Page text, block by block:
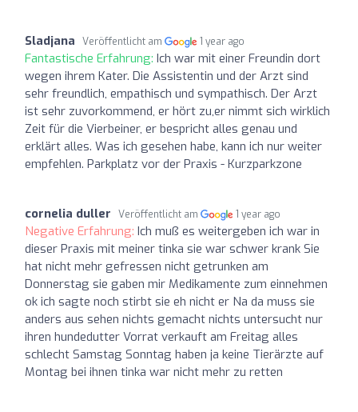
Sladjana Veröffentlicht am 1 year ago
Fantastische Erfahrung: Ich war mit einer Freundin dort
wegen ihrem Kater. Die Assistentin und der Arzt sind
sehr freundlich, empathisch und sympathisch. Der Arzt
ist sehr zuvorkommend, er hört zu,er nimmt sich wirklich
Zeit für die Vierbeiner, er bespricht alles genau und
erklärt alles. Was ich gesehen habe, kann ich nur weiter
empfehlen. Parkplatz vor der Praxis - Kurzparkzone
cornelia duller Veröffentlicht am 1 year ago
Negative Erfahrung: Ich muß es weitergeben ich war in
dieser Praxis mit meiner tinka sie war schwer krank Sie
hat nicht mehr gefressen nicht getrunken am
Donnerstag sie gaben mir Medikamente zum einnehmen
ok ich sagte noch stirbt sie eh nicht er Na da muss sie
anders aus sehen nichts gemacht nichts untersucht nur
ihren hundedutter Vorrat verkauft am Freitag alles
schlecht Samstag Sonntag haben ja keine Tierärzte auf
Montag bei ihnen tinka war nicht mehr zu retten